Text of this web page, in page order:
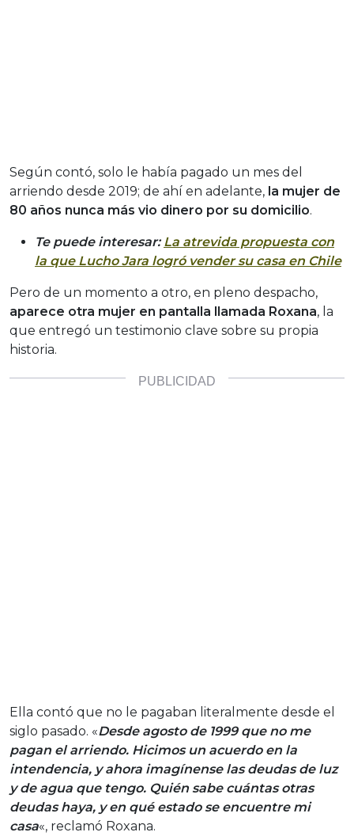
Según contó, solo le había pagado un mes del
arriendo desde 2019; de ahí en adelante, la mujer de
80 años nunca más vio dinero por su domicilio.
Te puede interesar: La atrevida propuesta con
la que Lucho Jara logró vender su casa en Chile
Pero de un momento a otro, en pleno despacho,
aparece otra mujer en pantalla llamada Roxana, la
que entregó un testimonio clave sobre su propia
historia.
Ella contó que no le pagaban literalmente desde el
siglo pasado. «Desde agosto de 1999 que no me
pagan el arriendo. Hicimos un acuerdo en la
intendencia, y ahora imagínense las deudas de luz
y de agua que tengo. Quién sabe cuántas otras
deudas haya, y en qué estado se encuentre mi
casa«, reclamó Roxana.